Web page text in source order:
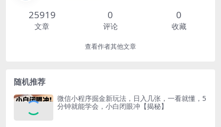
25919
文章
0
评论
0
收藏
查看作者其他文章
随机推荐
微信小程序掘金新玩法，日入几张，一看就懂，5
分钟就能学会，小白闭眼冲【揭秘】